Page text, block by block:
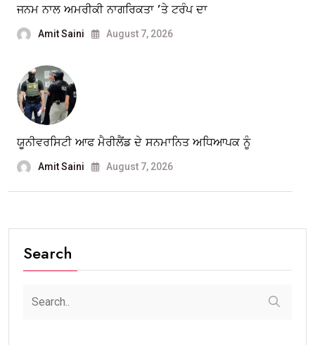
ਜਨਮ ਨਾਲ ਅਮਰੀਕੀ ਨਾਗਰਿਕਤਾ ’ਤੇ ਟਰੰਪ ਦਾ
Amit Saini August 7, 2026
ਯੂਨੀਵਰਸਿਟੀ ਆਫ ਮੈਰੀਲੈਂਡ ਦੇ ਸਨਮਾਨਿਤ ਅਧਿਆਪਕ ਨੂੰ
Amit Saini August 7, 2026
Search